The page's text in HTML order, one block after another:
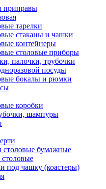
приправы
тарелки
стаканы и чашки
контейнеры
столовые приборы
палочки, трубочки
посуды
бокалы и рюмки
коробки
шампуры
столовые бумажные
столовые
под чашку (коастеры)